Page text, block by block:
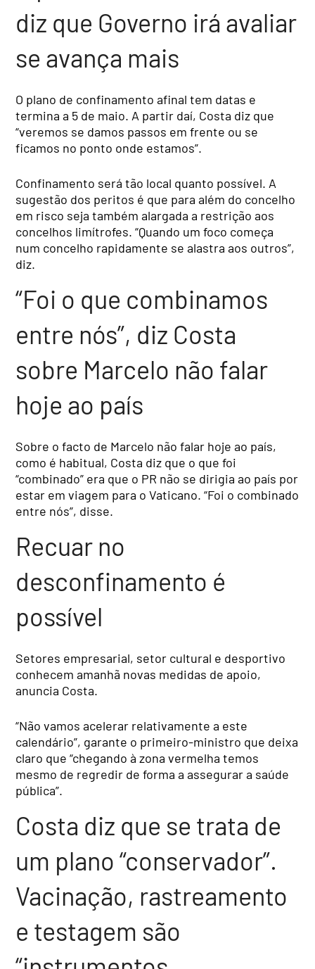
diz que Governo irá avaliar
se avança mais
O plano de confinamento afinal tem datas e
termina a 5 de maio. A partir daí, Costa diz que
“veremos se damos passos em frente ou se
ficamos no ponto onde estamos”.
Confinamento será tão local quanto possível. A
sugestão dos peritos é que para além do concelho
em risco seja também alargada a restrição aos
concelhos limítrofes. “Quando um foco começa
num concelho rapidamente se alastra aos outros”,
diz.
“Foi o que combinamos
entre nós”, diz Costa
sobre Marcelo não falar
hoje ao país
Sobre o facto de Marcelo não falar hoje ao país,
como é habitual, Costa diz que o que foi
“combinado” era que o PR não se dirigia ao país por
estar em viagem para o Vaticano. “Foi o combinado
entre nós”, disse.
Recuar no
desconfinamento é
possível
Setores empresarial, setor cultural e desportivo
conhecem amanhã novas medidas de apoio,
anuncia Costa.
“Não vamos acelerar relativamente a este
calendário”, garante o primeiro-ministro que deixa
claro que “chegando à zona vermelha temos
mesmo de regredir de forma a assegurar a saúde
pública”.
Costa diz que se trata de
um plano “conservador”.
Vacinação, rastreamento
e testagem são